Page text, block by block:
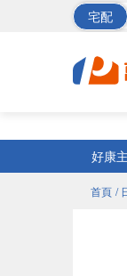
宅配
好康
首頁 /